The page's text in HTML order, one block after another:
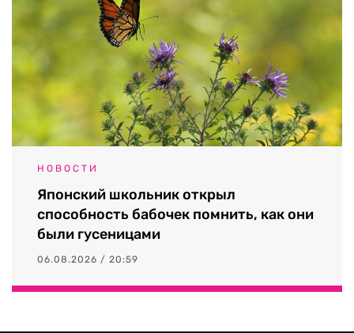
НОВОСТИ
Японский школьник открыл
способность бабочек помнить, как они
были гусеницами
06.08.2026 / 20:59